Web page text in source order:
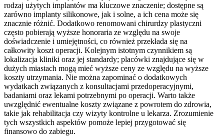
rodzaj użytych implantów ma kluczowe znaczenie; dostępne są
zarówno implanty silikonowe, jak i solne, a ich cena może się
znacznie różnić. Dodatkowo renomowani chirurdzy plastyczni
często pobierają wyższe honoraria ze względu na swoje
doświadczenie i umiejętności, co również przekłada się na
całkowity koszt operacji. Kolejnym istotnym czynnikiem są
lokalizacja kliniki oraz jej standardy; placówki znajdujące się w
dużych miastach mogą mieć wyższe ceny ze względu na wyższe
koszty utrzymania. Nie można zapominać o dodatkowych
wydatkach związanych z konsultacjami przedoperacyjnymi,
badaniami oraz lekami potrzebnymi po operacji. Warto także
uwzględnić ewentualne koszty związane z powrotem do zdrowia,
takie jak rehabilitacja czy wizyty kontrolne u lekarza. Zrozumienie
tych wszystkich aspektów pomoże lepiej przygotować się
finansowo do zabiegu.